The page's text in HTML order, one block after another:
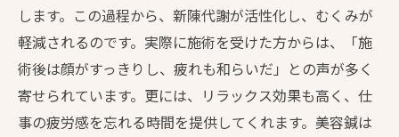
します。この過程から、新陳代謝が活性化し、むくみが
軽減されるのです。実際に施術を受けた方からは、「施
術後は顔がすっきりし、疲れも和らいだ」との声が多く
寄せられています。更には、リラックス効果も高く、仕
事の疲労感を忘れる時間を提供してくれます。美容鍼は